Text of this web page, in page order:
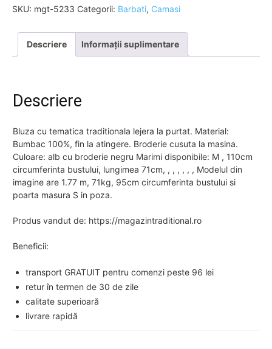
SKU: mgt-5233 Categorii: Barbati, Camasi
Descriere Informații suplimentare
Descriere
Bluza cu tematica traditionala lejera la purtat. Material:
Bumbac 100%, fin la atingere. Broderie cusuta la masina.
Culoare: alb cu broderie negru Marimi disponibile: M , 110cm
circumferinta bustului, lungimea 71cm, , , , , , , Modelul din
imagine are 1.77 m, 71kg, 95cm circumferinta bustului si
poarta masura S in poza.
Produs vandut de: https://magazintraditional.ro
Beneficii:
transport GRATUIT pentru comenzi peste 96 lei
retur în termen de 30 de zile
calitate superioară
livrare rapidă